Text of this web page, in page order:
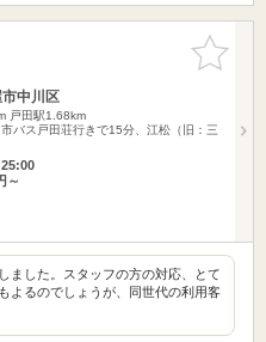
お気に入
りに追加
中川区
戸田駅1.68km
バス戸田荘行きで15分、江松（旧：三
～
ました。スタッフの方の対応、とて
よるのでしょうが、同世代の利用客